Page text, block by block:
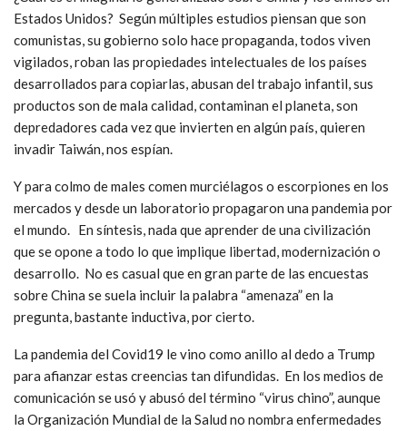
Estados Unidos? Según múltiples estudios piensan que son
comunistas, su gobierno solo hace propaganda, todos viven
vigilados, roban las propiedades intelectuales de los países
desarrollados para copiarlas, abusan del trabajo infantil, sus
productos son de mala calidad, contaminan el planeta, son
depredadores cada vez que invierten en algún país, quieren
invadir Taiwán, nos espían.
Y para colmo de males comen murciélagos o escorpiones en los
mercados y desde un laboratorio propagaron una pandemia por
el mundo. En síntesis, nada que aprender de una civilización
que se opone a todo lo que implique libertad, modernización o
desarrollo. No es casual que en gran parte de las encuestas
sobre China se suela incluir la palabra “amenaza” en la
pregunta, bastante inductiva, por cierto.
La pandemia del Covid19 le vino como anillo al dedo a Trump
para afianzar estas creencias tan difundidas. En los medios de
comunicación se usó y abusó del término “virus chino”, aunque
la Organización Mundial de la Salud no nombra enfermedades